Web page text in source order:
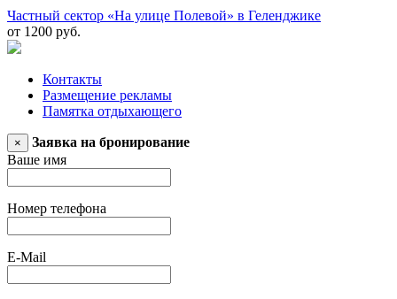
Частный сектор «На улице Полевой» в Геленджике
от 1200 руб.
Контакты
Размещение рекламы
Памятка отдыхающего
×
Заявка на бронирование
Ваше имя
Номер телефона
E-Mail